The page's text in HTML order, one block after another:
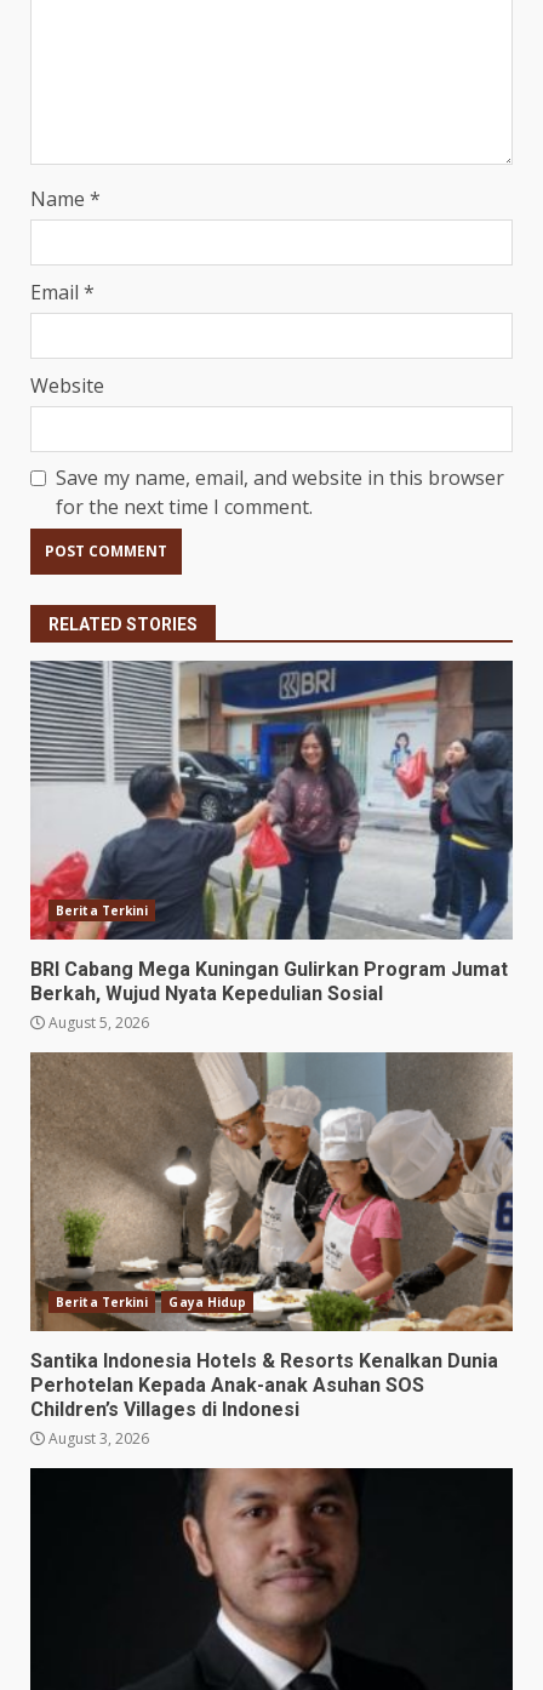
Name *
Email *
Website
Save my name, email, and website in this browser
for the next time I comment.
RELATED STORIES
Berita Terkini
BRI Cabang Mega Kuningan Gulirkan Program Jumat
Berkah, Wujud Nyata Kepedulian Sosial
August 5, 2026
Berita Terkini Gaya Hidup
Santika Indonesia Hotels & Resorts Kenalkan Dunia
Perhotelan Kepada Anak-anak Asuhan SOS
Children’s Villages di Indonesi
August 3, 2026